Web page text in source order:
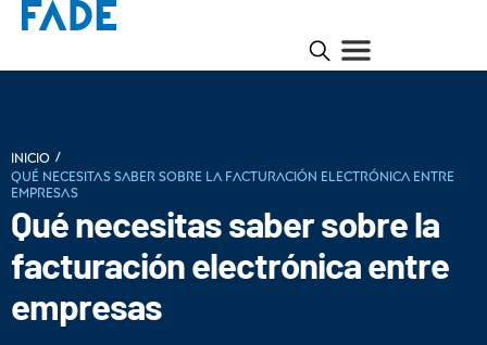
INICIO /
Qué necesitas saber sobre la facturación electrónica entre
empresas
Qué necesitas saber sobre la
facturación electrónica entre
empresas